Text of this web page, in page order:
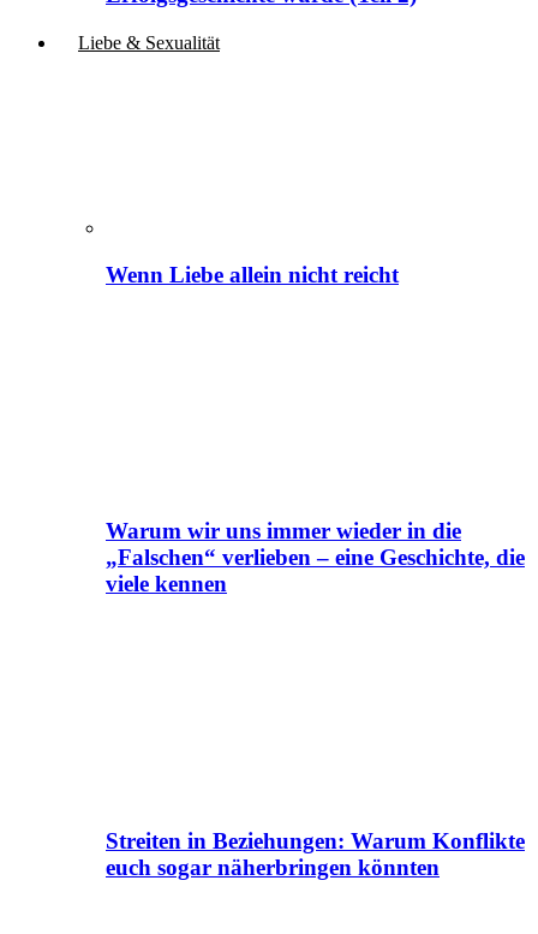
Liebe & Sexualität
Wenn Liebe allein nicht reicht
Warum wir uns immer wieder in die
„Falschen“ verlieben – eine Geschichte, die
viele kennen
Streiten in Beziehungen: Warum Konflikte
euch sogar näherbringen könnten